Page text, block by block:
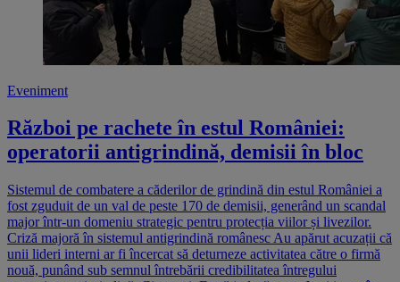
Eveniment
Război pe rachete în estul României:
operatorii antigrindină, demisii în bloc
Sistemul de combatere a căderilor de grindină din estul României a
fost zguduit de un val de peste 170 de demisii, generând un scandal
major într-un domeniu strategic pentru protecția viilor și livezilor.
Criză majoră în sistemul antigrindină românesc Au apărut acuzații că
unii lideri interni ar fi încercat să deturneze activitatea către o firmă
nouă, punând sub semnul întrebării credibilitatea întregului